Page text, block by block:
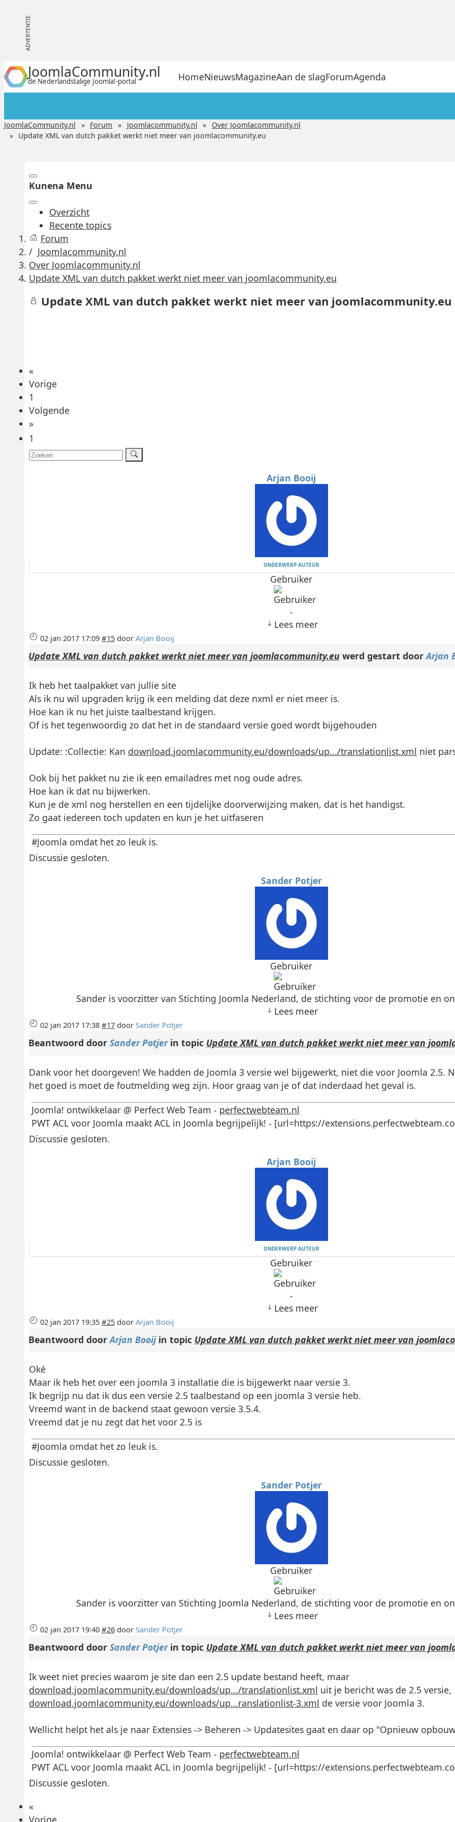
JoomlaCommunity.nl
de Nederlandstalige Joomla!-portal HomeNieuwsMagazineAan de slagForumAgenda
JoomlaCommunity.nl Forum Joomlacommunity.nl
Over Joomlacommunity.nl
Update XML van dutch pakket werkt niet meer van joomlacommunity.eu
Kunena Menu
Overzicht
Recente topics
Forum
Joomlacommunity.nl
Over Joomlacommunity.nl
Update XML van dutch pakket werkt niet meer van joomlacommunity.eu
Update XML van dutch pakket werkt niet meer van joomlacommunity.eu
«
Vorige
1
Volgende
»
1
Arjan Booij
ONDERWERP AUTEUR
Gebruiker
-
Lees meer
02 jan 2017 17:09 #15 door Arjan Booij
Update XML van dutch pakket werkt niet meer van joomlacommunity.euwerd gestart doorArjan
Ik heb het taalpakket van jullie site
Als ik nu wil upgraden krijg ik een melding dat deze nxml er niet meer is.
Hoe kan ik nu het juiste taalbestand krijgen.
Of is het tegenwoordig zo dat het in de standaard versie goed wordt bijgehouden
Update: :Collectie: Kan download.joomlacommunity.eu/downloads/up.../translationlist.xml niet
Ook bij het pakket nu zie ik een emailadres met nog oude adres.
Hoe kan ik dat nu bijwerken.
Kun je de xml nog herstellen en een tijdelijke doorverwijzing maken, dat is het handigst.
Zo gaat iedereen toch updaten en kun je het uitfaseren
#Joomla omdat het zo leuk is.
Discussie gesloten.
Sander Potjer
Gebruiker
Sander is voorzitter van Stichting Joomla Nederland, de stichting voor de promotie en
Lees meer
02 jan 2017 17:38 #17 door Sander Potjer
Beantwoord door Sander Potjerin topic Update XML van dutch pakket werkt niet meer van
Dank voor het doorgeven! We hadden de Joomla 3 versie wel bijgewerkt, niet die voor Joomla 2.5.
het goed is moet de foutmelding weg zijn. Hoor graag van je of dat inderdaad het geval is.
Joomla! ontwikkelaar @ Perfect Web Team - perfectwebteam.nl
PWT ACL voor Joomla maakt ACL in Joomla begrijpelijk! - [url=https://
Discussie gesloten.
Arjan Booij
ONDERWERP AUTEUR
Gebruiker
-
Lees meer
02 jan 2017 19:35 #25 door Arjan Booij
Beantwoord doorArjan Booijin topic Update XML van dutch pakket werkt niet meer van
Oké
Maar ik heb het over een joomla 3 installatie die is bijgewerkt naar versie 3.
Ik begrijp nu dat ik dus een versie 2.5 taalbestand op een joomla 3 versie heb.
Vreemd want in de backend staat gewoon versie 3.5.4.
Vreemd dat je nu zegt dat het voor 2.5 is
#Joomla omdat het zo leuk is.
Discussie gesloten.
Sander Potjer
Gebruiker
Sander is voorzitter van Stichting Joomla Nederland, de stichting voor de promotie en
Lees meer
02 jan 2017 19:40 #26 door Sander Potjer
Beantwoord door Sander Potjerin topic Update XML van dutch pakket werkt niet meer van
Ik weet niet precies waarom je site dan een 2.5 update bestand heeft, maar
download.joomlacommunity.eu/downloads/up.../translationlist.xml uit je bericht was de 2.5 versie,
download.joomlacommunity.eu/downloads/up...ranslationlist-3.xml de versie voor Joomla 3.
Wellicht helpt het als je naar Extensies -> Beheren -> Updatesites gaat en daar op "Opnieuw
Joomla! ontwikkelaar @ Perfect Web Team - perfectwebteam.nl
PWT ACL voor Joomla maakt ACL in Joomla begrijpelijk! - [url=https://
Discussie gesloten.
«
Vorige